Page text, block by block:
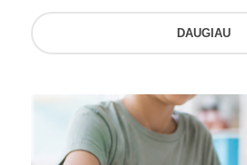
DAUGIAU